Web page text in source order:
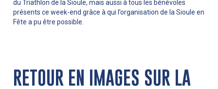
du Triathlon de la Sioule, mais aussi à tous les bénévoles
présents ce week-end grâce à qui l’organisation de la Sioule en
Fête a pu être possible.
RETOUR EN IMAGES SUR LA